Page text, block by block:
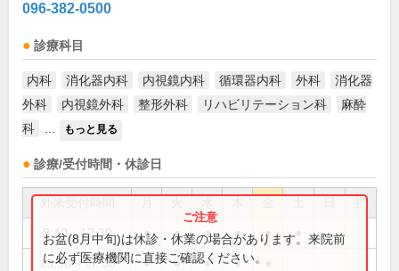
096-382-0500
診療科目
内科 消化器内科 内視鏡内科 循環器内科 外科
消化器
外科
内視鏡外科 整形外科 リハビリテーション科
麻酔
科
もっと見る
診療/受付時間・休診日
祝
8:40～12:30 ● ● ● ● ●
13:50～17:30 ● ● ● ●
お盆(8月中旬)は休診・休業の場合があります。来院前
に必ず医療機関に直接ご確認ください。